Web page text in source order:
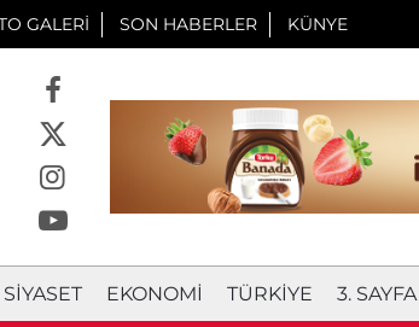
GALERİ SON HABERLER KÜNYE
SIYASET EKONOMI TÜRKIYE 3. SAYFA